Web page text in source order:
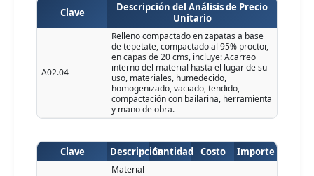
Clave
Descripción del Análisis de Precio
Unitario
A02.04
Relleno compactado en zapatas a base
de tepetate, compactado al 95% proctor,
en capas de 20 cms, incluye: Acarreo
interno del material hasta el lugar de su
uso, materiales, humedecido,
homogenizado, vaciado, tendido,
compactación con bailarina, herramienta
y mano de obra.
Clave DescripciónCantidad Costo Importe
Material